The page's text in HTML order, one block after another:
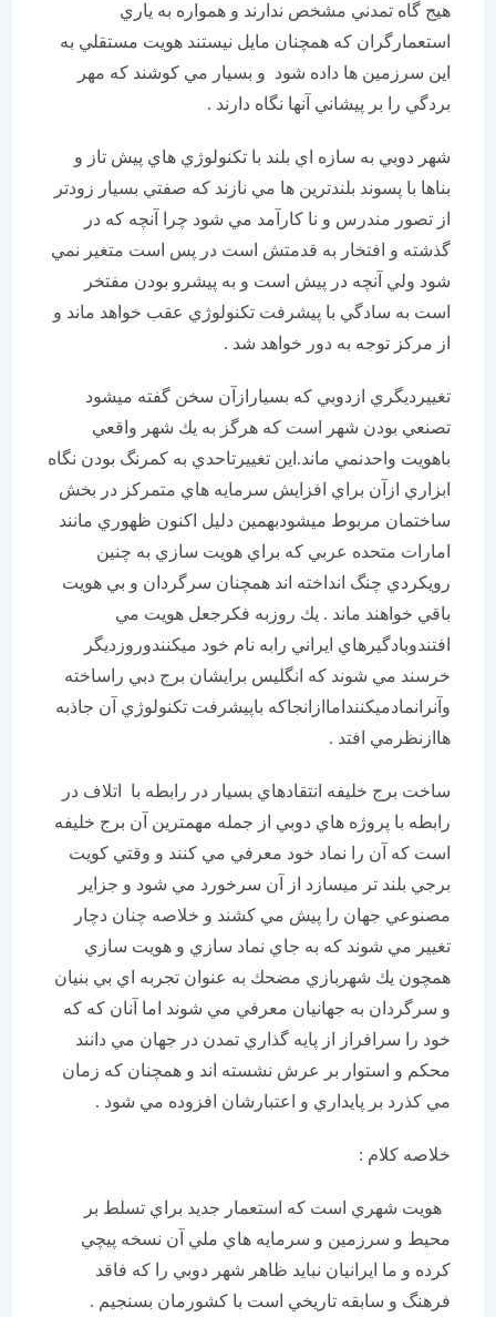
هيج گاه تمدني مشخص ندارند و همواره به ياري
استعمارگران كه همچنان مايل نيستند هويت مستقلي به
اين سرزمين ها داده شود و بسيار مي كوشند كه مهر
بردگي را بر پيشاني آنها نگاه دارند .
شهر دوبي به سازه اي بلند با تكنولوژي هاي پيش تاز و
بناها با پسوند بلندترين ها مي نازند كه صفتي بسيار زودتر
از تصور مندرس و نا كارآمد مي شود چرا آنچه كه در
گذشته و افتخار به قدمتش است در پس است متغير نمي
شود ولي آنچه در پيش است و به پيشرو بودن مفتخر
است به سادگي با پيشرفت تكنولوژي عقب خواهد ماند و
از مركز توجه به دور خواهد شد .
تغيیرديگري ازدوبي كه بسيارازآن سخن گفته ميشود
تصنعي بودن شهر است كه هرگز به يك شهر واقعي
باهويت واحدنمي ماند.اين تغیيرتاحدي به كمرنگ بودن نگاه
ابزاري ازآن براي افزايش سرمايه هاي متمركز در بخش
ساختمان مربوط ميشودبهمين دليل اكنون ظهوري مانند
امارات متحده عربي كه براي هويت سازي به چنين
رويكردي چنگ انداخته اند همچنان سرگردان و بي هويت
باقي خواهند ماند . يك روزبه فكرجعل هويت مي
افتندوبادگيرهاي ايراني رابه نام خود ميكنندوروزديگر
خرسند مي شوند كه انگليس برايشان برج دبي راساخته
وآنرانمادميكننداماازانجاكه باپيشرفت تكنولوژي آن جاذبه
هاازنظرمي افتد .
ساخت برج خليفه انتقادهاي بسيار در رابطه با اتلاف در
رابطه با پروژه هاي دوبي از جمله مهمترين آن برج خليفه
است كه آن را نماد خود معرفي مي كنند و وقتي كويت
برجي بلند تر ميسازد از آن سرخورد مي شود و جزاير
مصنوعي جهان را پيش مي كشند و خلاصه چنان دچار
تغیير مي شوند كه به جاي نماد سازي و هويت سازي
همچون يك شهربازي مضحك به عنوان تجربه اي بي بنيان
و سرگردان به جهانيان معرفي مي شوند اما آنان كه كه
خود را سرافراز از پايه گذاري تمدن در جهان مي دانند
محكم و استوار بر عرش نشسته اند و همچنان كه زمان
مي كذرد بر پايداري و اعتبارشان افزوده مي شود .
خلاصه كلام :
هويت شهري است كه استعمار جديد براي تسلط بر
محيط و سرزمين و سرمايه هاي ملي آن نسخه پيچي
كرده و ما ايرانيان نبايد ظاهر شهر دوبي را كه فاقد
فرهنگ و سابقه تاريخي است با كشورمان بسنجيم .